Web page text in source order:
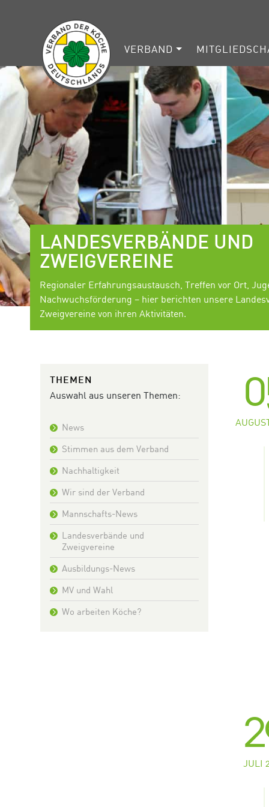
VERBAND
LANDESVERBÄNDE UND
ZWEIGVEREINE
Regionaler Erfahrungsaustausch, Treffen vor Ort,
Nachwuchsförderung – hier berichten unsere
Zweigvereine von ihren Aktivitäten.
THEMEN
Auswahl aus unseren Themen:
News
Stimmen aus dem Verband
Nachhaltigkeit
Wir sind der Verband
Mannschafts-News
Landesverbände und
Zweigvereine
Ausbildungs-News
MV und Wahl
Wo arbeiten Köche?
JULI